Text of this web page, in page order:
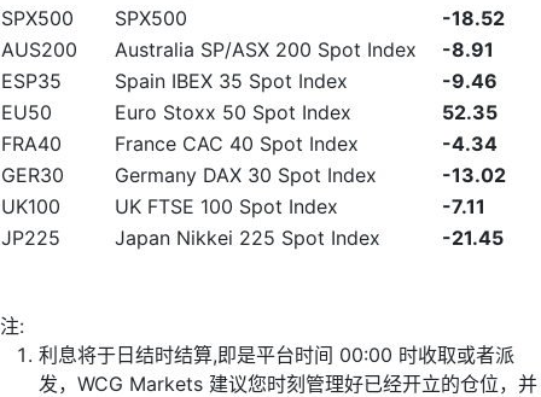
SPX500
SPX500
-18.52
AUS200
Australia SP/ASX 200 Spot Index
-8.91
ESP35
Spain IBEX 35 Spot Index
-9.46
EU50
Euro Stoxx 50 Spot Index
52.35
FRA40
France CAC 40 Spot Index
-4.34
GER30
Germany DAX 30 Spot Index
-13.02
UK100
UK FTSE 100 Spot Index
-7.11
JP225
Japan Nikkei 225 Spot Index -21.45
注:
利息将于日结时结算,即是平台时间 00:00 时收取或者派
发，WCG Markets 建议您时刻管理好已经开立的仓位，并